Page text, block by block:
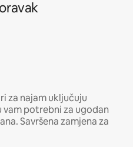
za najam uključuju
vam potrebni za ugodan
Savršena zamjena za